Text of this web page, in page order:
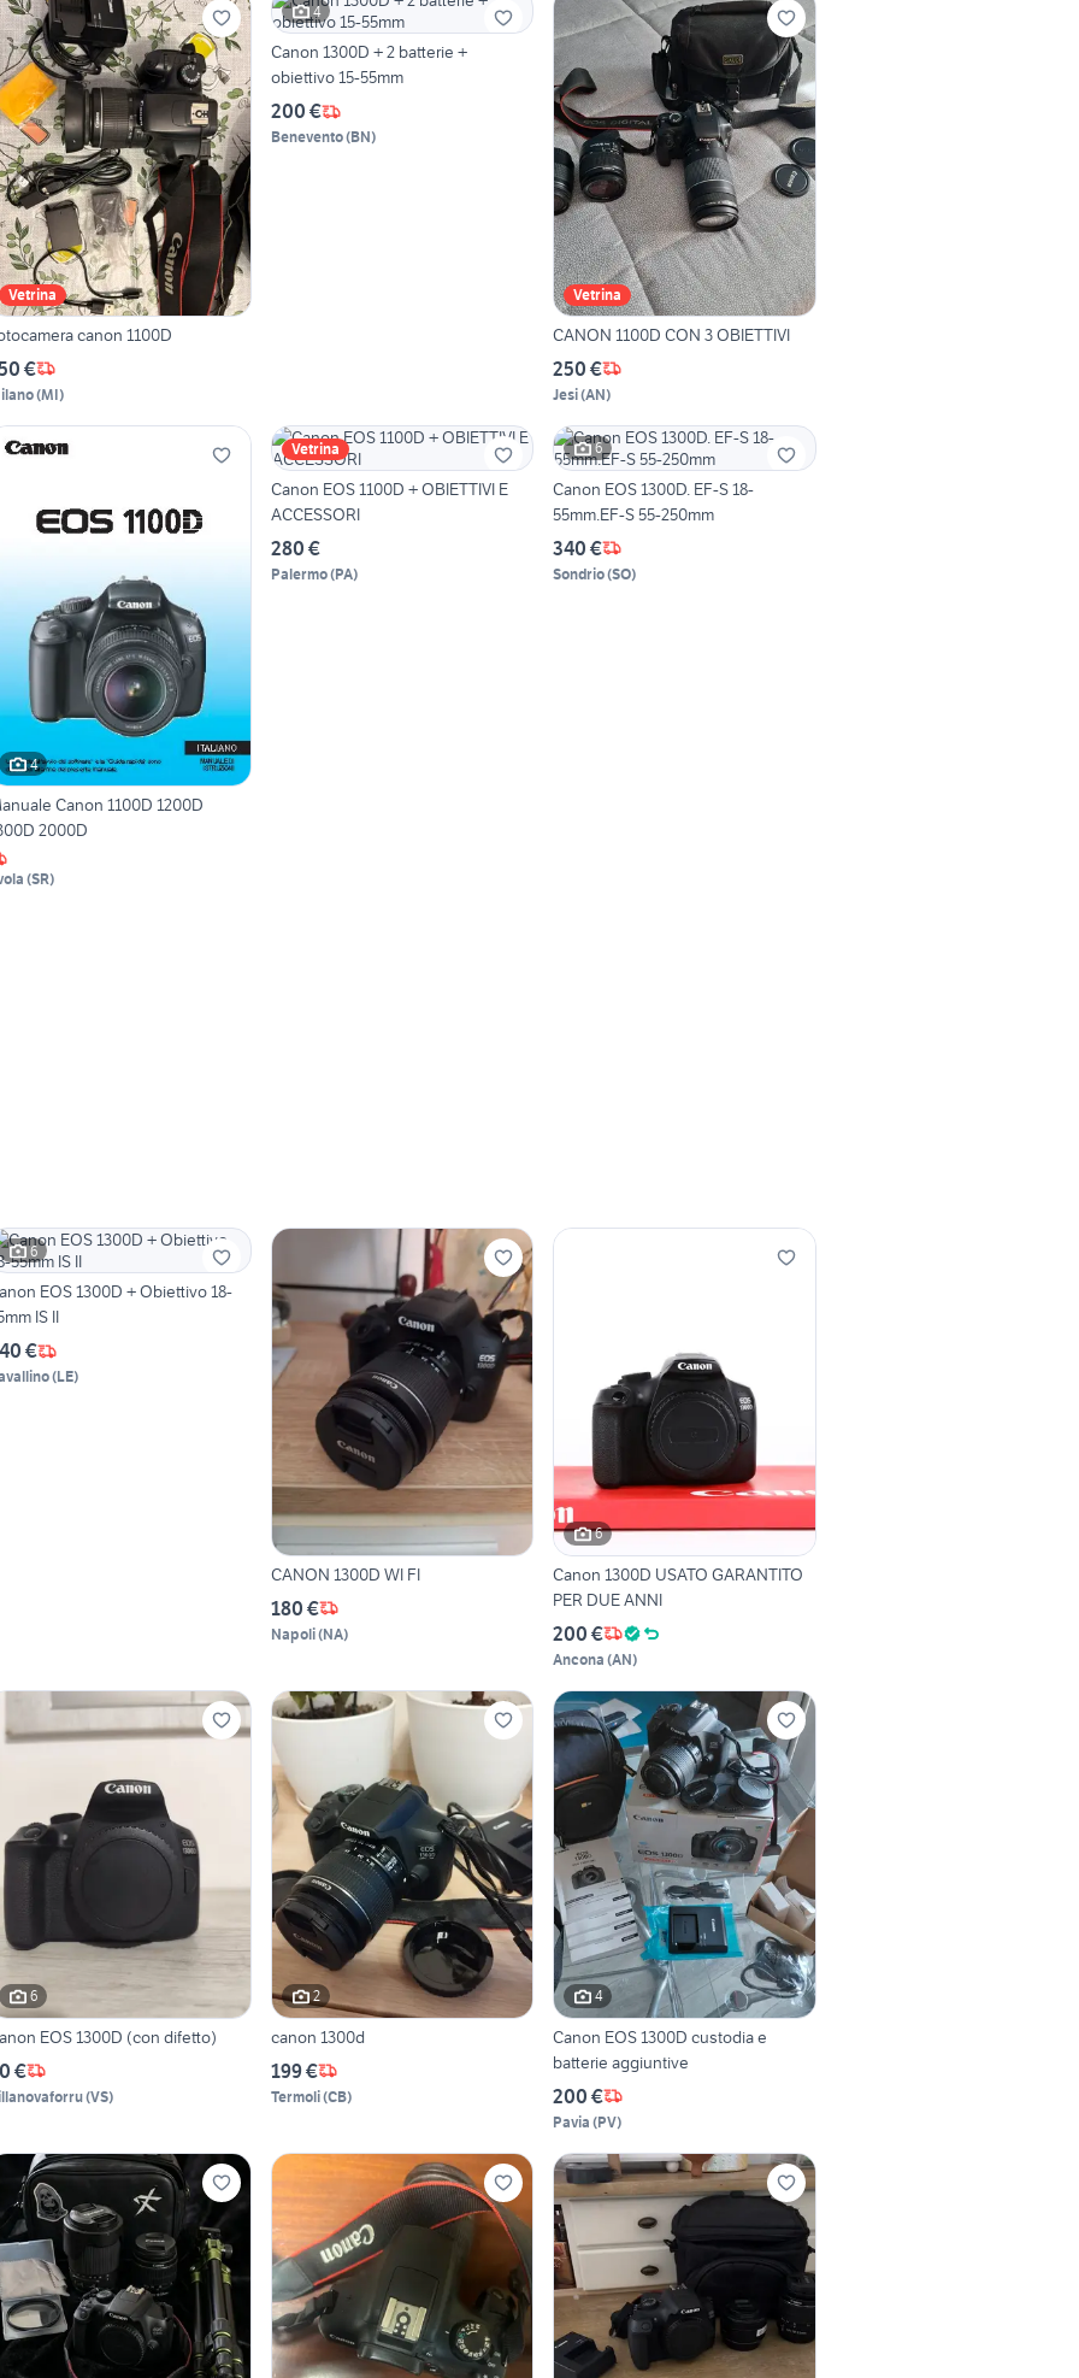
Vetrina
canon 1100D
€
(MI)
4
Canon 1300D + 2 batterie +
obiettivo 15-55mm
200 €
Benevento(BN)
Vetrina
CANON 1100D CON 3 OBIETTIVI
250 €
Jesi(AN)
4
Canon 1100D 1200D
2000D
(SR)
Vetrina
Canon EOS 1100D + OBIETTIVI E
ACCESSORI
280 €
Palermo(PA)
6
Canon EOS 1300D. EF-S 18-
55mm.EF-S 55-250mm
340 €
Sondrio(SO)
6
EOS 1300D + Obiettivo 18-
IS II
€
(LE)
CANON 1300D WI FI
180 €
Napoli(NA)
6
Canon 1300D USATO GARANTITO
PER DUE ANNI
200 €
Ancona (AN)
6
EOS 1300D (con difetto)
€
(VS)
2
canon 1300d
199 €
Termoli(CB)
4
Canon EOS 1300D custodia e
batterie aggiuntive
200 €
Pavia (PV)